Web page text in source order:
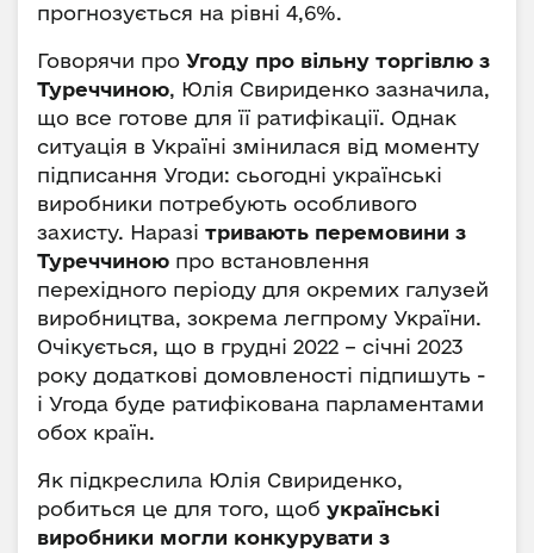
прогнозується на рівні 4,6%.
Говорячи про Угоду про вільну торгівлю з
Туреччиною, Юлія Свириденко зазначила,
що все готове для її ратифікації. Однак
ситуація в Україні змінилася від моменту
підписання Угоди: сьогодні українські
виробники потребують особливого
захисту. Наразі тривають перемовини з
Туреччиною про встановлення
перехідного періоду для окремих галузей
виробництва, зокрема легпрому України.
Очікується, що в грудні 2022 – січні 2023
року додаткові домовленості підпишуть -
і Угода буде ратифікована парламентами
обох країн.
Як підкреслила Юлія Свириденко,
робиться це для того, щоб українські
виробники могли конкурувати з